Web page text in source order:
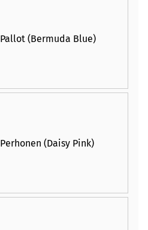
Pallot (Bermuda Blue)
Perhonen (Daisy Pink)